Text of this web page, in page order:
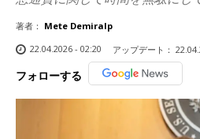
著者： Mete Demiralp
22.04.2026 - 02:20
アップデート：
フォローする